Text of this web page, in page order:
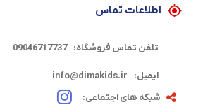
اطلاعات تماس
تلفن تماس فروشگاه: 09046717737
ایمیل:
info@dimakids.ir
شبکه های اجتماعی: